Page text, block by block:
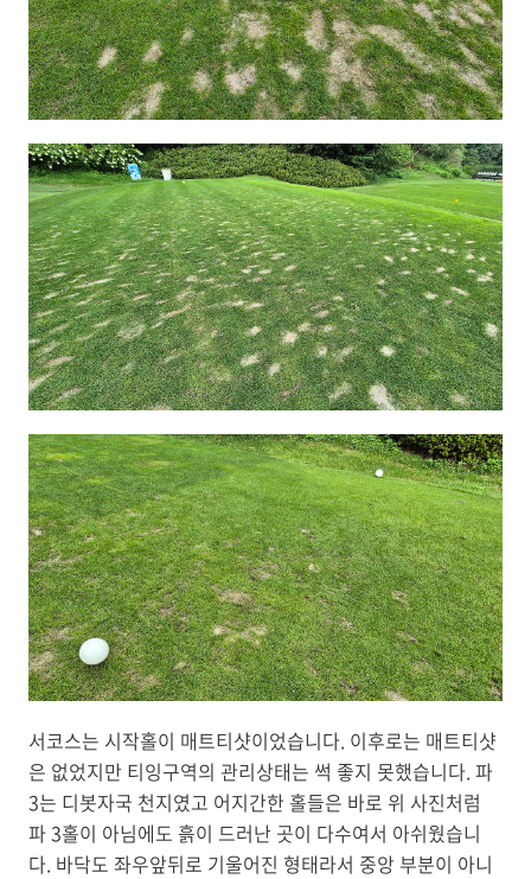
서코스는 시작홀이 매트티샷이었습니다. 이후로는 매트티샷
은 없었지만 티잉구역의 관리상태는 썩 좋지 못했습니다. 파
3는 디봇자국 천지였고 어지간한 홀들은 바로 위 사진처럼
파 3홀이 아님에도 흙이 드러난 곳이 다수여서 아쉬웠습니
다. 바닥도 좌우앞뒤로 기울어진 형태라서 중앙 부분이 아니